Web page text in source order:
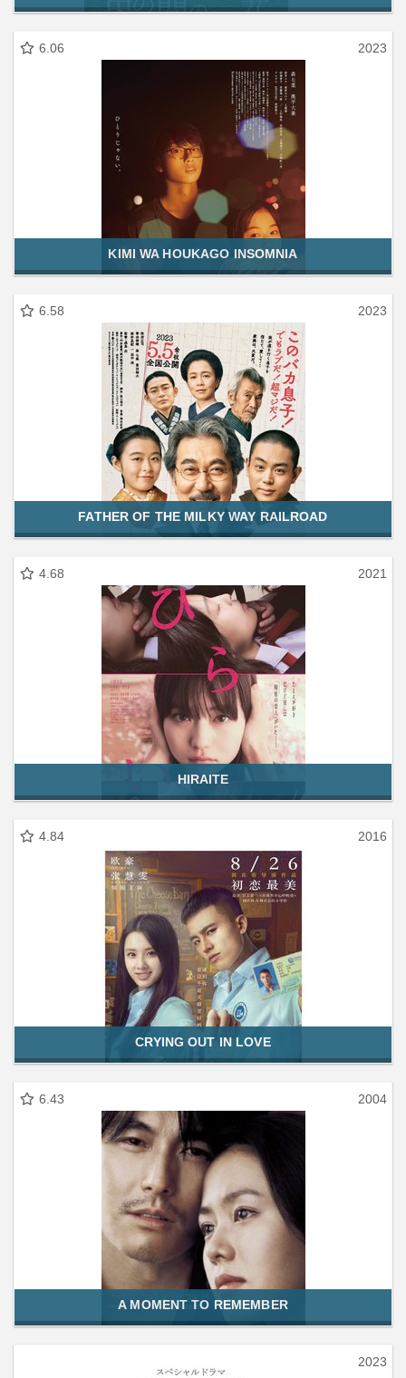
6.06 2023
KIMI WA HOUKAGO INSOMNIA
6.58 2023
FATHER OF THE MILKY WAY RAILROAD
4.68 2021
HIRAITE
4.84 2016
CRYING OUT IN LOVE
6.43 2004
A MOMENT TO REMEMBER
2023